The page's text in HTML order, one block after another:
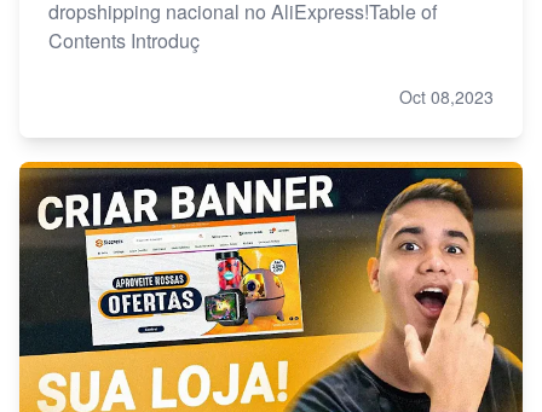
dropshipping nacional no AliExpress!Table of
Contents Introduç
Oct 08,2023